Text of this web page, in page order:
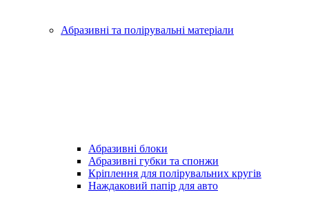
Абразивні та полірувальні матеріали
Абразивні блоки
Абразивні губки та спонжи
Кріплення для полірувальних кругів
Наждаковий папір для авто